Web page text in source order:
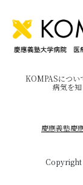
KOMPASについ
病気を知
慶應義塾慶
Copyright